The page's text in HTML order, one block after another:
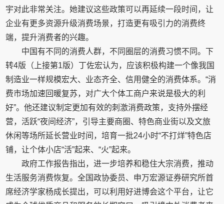
宇对此非常关注。她建议这些政策可以再延续一段时间，让
企业有更多资源升级消费场景，打造更有吸引力的消费终
端，提升消费者的兴趣。
中国有不同的消费人群，不同圈层的消费习惯不同。下
转4版（上接第1版）丁佐宏认为，应该积极构建一个像我国
制造业一样规模宏大、业态齐全、信用健全的消费体系。“消
费市场加速回暖复苏，对广大个体工商户来说是极大的利
好”。他还建议制定更加有效的刺激消费政策，支持外摆经
营，活跃“夜间经济”，引导主要商圈、特色商业街以及文旅
休闲等场所延长营业时间，培育一批24小时“不打烊”特色店
铺，让个体小店“活”起来、“火”起来。
政府工作报告指出，进一步培养和稳住大宗消费，推动
生活服务消费恢复。全国政协委员、申万宏源证券研究所首
席经济学家杨成长提出，可以利用好进博会这个平台，让它